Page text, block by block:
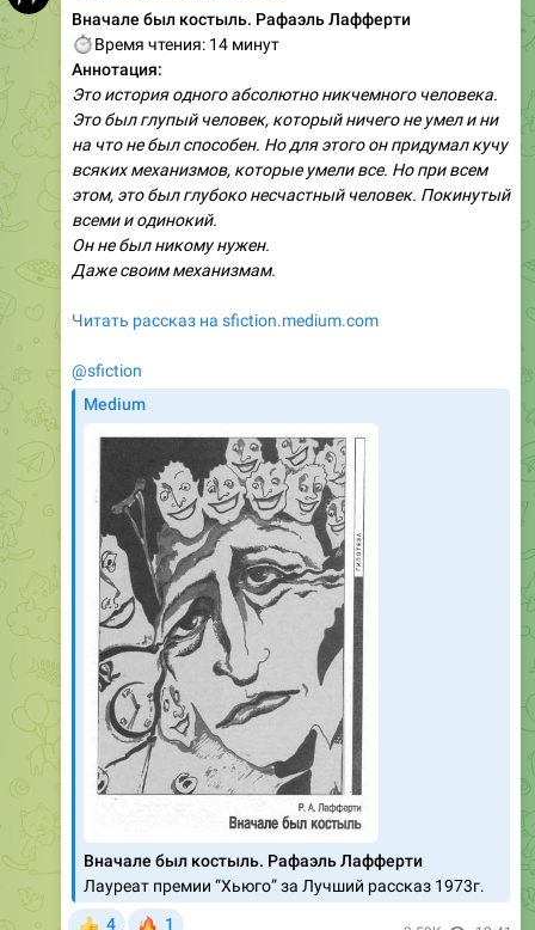
Вначале был костыль. Рафаэль Лафферти
Время чтения: 14 минут
Аннотация:
Это история одного абсолютно никчемного человека.
Это был глупый человек, который ничего не умел и ни
на что не был способен. Но для этого он придумал кучу
всяких механизмов, которые умели все. Но при всем
этом, это был глубоко несчастный человек. Покинутый
всеми и одинокий.
Он не был никому нужен.
Даже своим механизмам.
Читать рассказ на sfiction.medium.com
@sfiction
Medium
Вначале был костыль. Рафаэль Лафферти
Лауреат премии “Хьюго” за Лучший рассказ 1973г.
4 1